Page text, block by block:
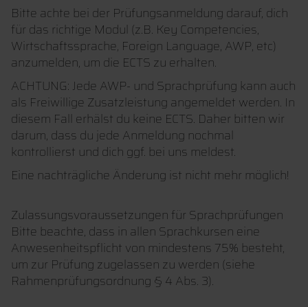
Bitte achte bei der Prüfungsanmeldung darauf, dich
für das richtige Modul (z.B. Key Competencies,
Wirtschaftssprache, Foreign Language, AWP, etc)
anzumelden, um die ECTS zu erhalten.
ACHTUNG: Jede AWP- und Sprachprüfung kann auch
als Freiwillige Zusatzleistung angemeldet werden. In
diesem Fall erhälst du keine ECTS. Daher bitten wir
darum, dass du jede Anmeldung nochmal
kontrollierst und dich ggf. bei uns meldest.
Eine nachträgliche Änderung ist nicht mehr möglich!
Zulassungsvoraussetzungen für Sprachprüfungen
Bitte beachte, dass in allen Sprachkursen eine
Anwesenheitspflicht von mindestens 75% besteht,
um zur Prüfung zugelassen zu werden (siehe
Rahmenprüfungsordnung § 4 Abs. 3).